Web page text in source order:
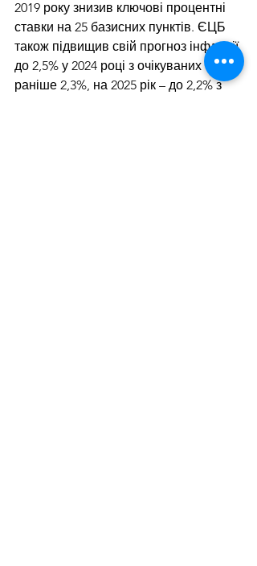
2019 року знизив ключові процентні
ставки на 25 базисних пунктів. ЄЦБ
також підвищив свій прогноз інфляції
до 2,5% у 2024 році з очікуваних
раніше 2,3%, на 2025 рік – до 2,2% з